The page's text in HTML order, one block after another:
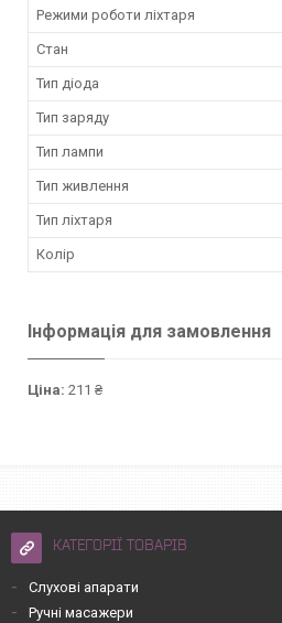
Режими роботи ліхтаря
Стан
Тип діода
Тип заряду
Тип лампи
Тип живлення
Тип ліхтаря
Колір
Інформація для замовлення
Ціна: 211 ₴
КАТЕГОРІЇ ТОВАРІВ
Слухові апарати
Ручні масажери